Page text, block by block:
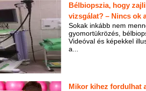
Bélbiopszia, hogy
vizsgálat? – Nincs ok
Sokak inkább nem
gyomortükrözés,
Videóval és képekkel
a...
Mikor kihez fordulhat